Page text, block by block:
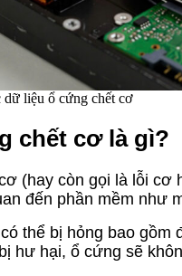
liệu ổ cứng chết cơ
chết cơ là gì?
(hay còn gọi là lỗi cơ
đến phần mềm như
thể bị hỏng bao
hư hại, ổ cứng sẽ